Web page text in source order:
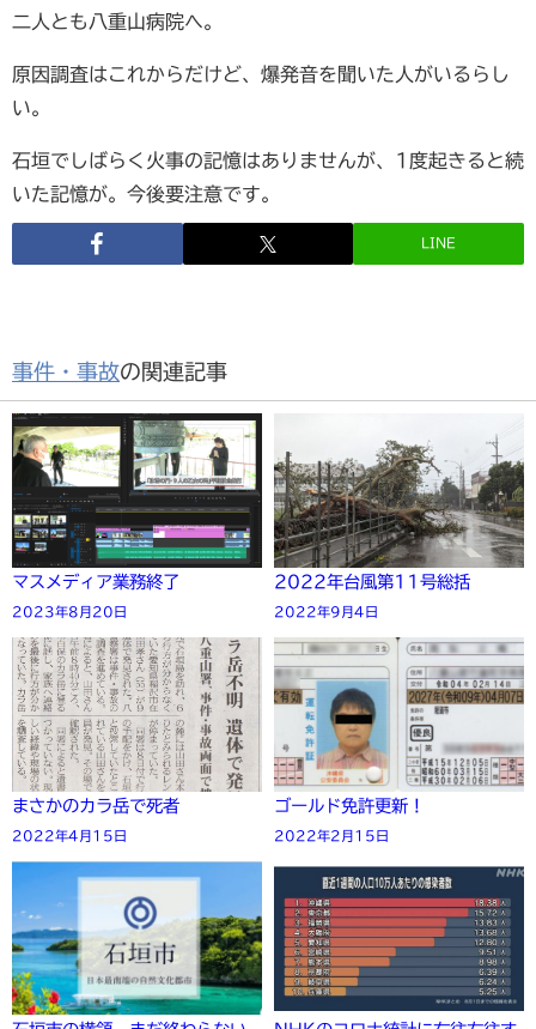
二人とも八重山病院へ。
原因調査はこれからだけど、爆発音を聞いた人がいるらし
い。
石垣でしばらく火事の記憶はありませんが、1度起きると続
いた記憶が。今後要注意です。
LINE
事件・事故の関連記事
マスメディア業務終了
2023年8月20日
2022年台風第11号総括
2022年9月4日
まさかのカラ岳で死者
2022年4月15日
ゴールド免許更新 !
2022年2月15日